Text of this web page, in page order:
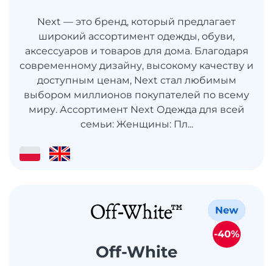
Next — это бренд, который предлагает
широкий ассортимент одежды, обуви,
аксессуаров и товаров для дома. Благодаря
современному дизайну, высокому качеству и
доступным ценам, Next стал любимым
выбором миллионов покупателей по всему
миру. Ассортимент Next Одежда для всей
семьи: Женщины: Пл...
Off-White
New
-40%